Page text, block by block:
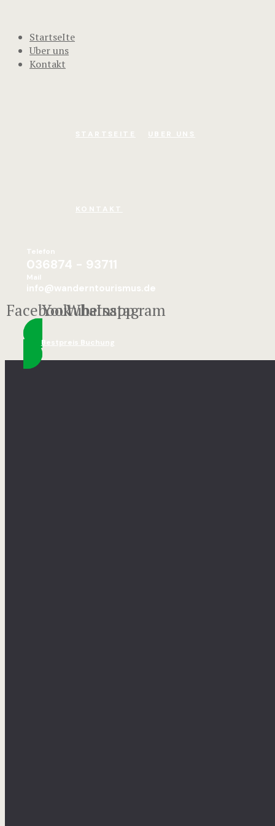
StartseIte
Uber uns
Kontakt
STARTSEITE UBER UNS
KONTAKT
Telefon
036874 - 93711
Mail
info@wanderntourismus.de
Facebook
Youtube
Whatsapp
Instagram
Bestpreis Buchung